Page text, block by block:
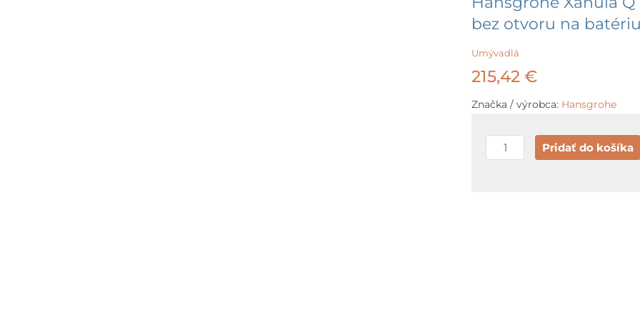
bez otvoru na
Umývadlá
215,42 €
Značka / výrobca: Hansgrohe
množstvo
Hansgrohe
Pridať do košíka